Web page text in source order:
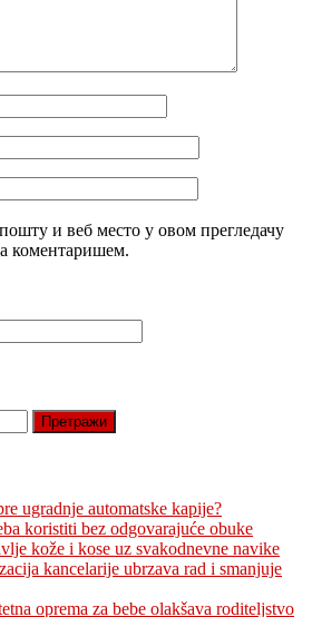
и веб место у овом прегледачу
коментаришем.
ugradnje automatske kapije?
koristiti bez odgovarajuće obuke
kože i kose uz svakodnevne navike
kancelarije ubrzava rad i smanjuje
oprema za bebe olakšava roditeljstvo